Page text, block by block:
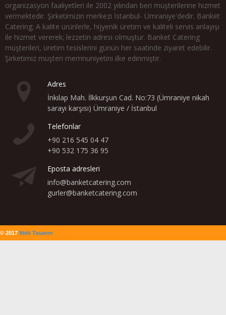
organizasyon faaliyetleri ile 2002 yılından beri müşterilerine hizmet
vermektedir. Şirketimizin merkezi İstanbul- Ümraniye'dedir. Banket
Catering; A kalite ürünlerle, hijyenik üretim ve kaliteli servis anlayışı
ile hizmet vererek; lezzetin adresi olmuştur. Banket Catering
müşterileri, üretim tesislerini günün her saatinde ziyaret edebilir.
Şirketimiz müşteri memnuniyetini ilke edinmiştir.
Adres
İnkılap Mah. İlkkurşun Cad. No:73 (Ümraniye nikah
sarayı karşısı) Ümraniye / İstanbul
Telefonlar
+90 216 545 04 47
+90 532 175 36 95
Eposta adresleri
info@banketcatering.com
gurler@banketcatering.com
© 2017 Web Tasarım